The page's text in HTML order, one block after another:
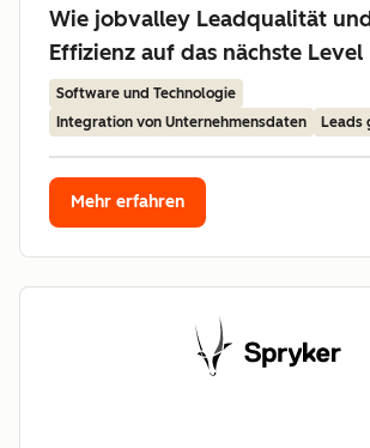
Wie jobvalley Leadqualität
Effizienz auf das nächste
Software und Technologie
Integration von Unternehmensdaten
Leads
Mehr erfahren